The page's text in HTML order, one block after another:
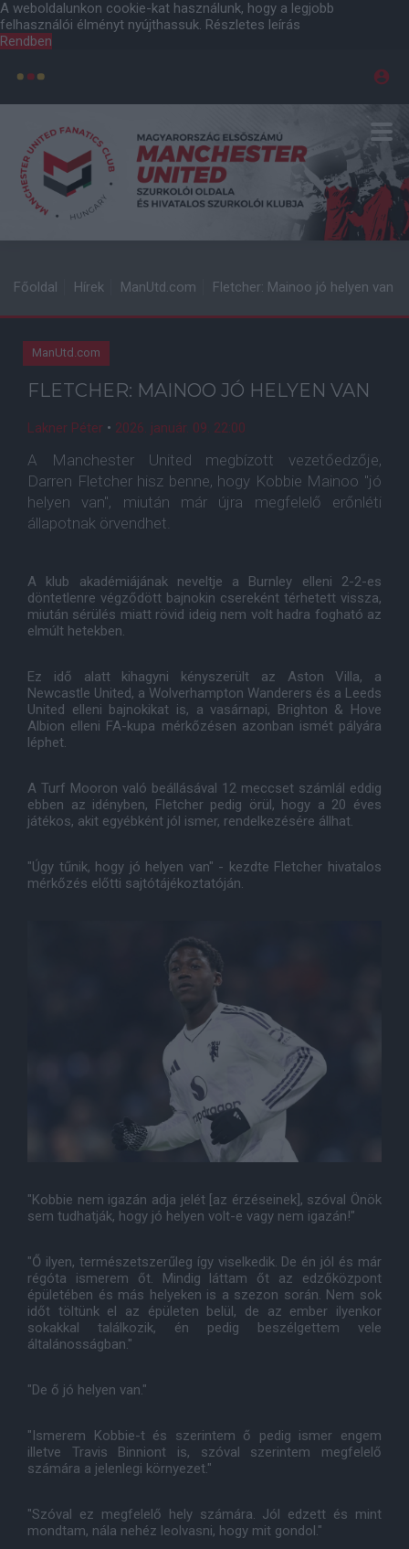
A weboldalunkon cookie-kat használunk, hogy a legjobb
felhasználói élményt nyújthassuk. Részletes leírás
Rendben
Főoldal Hírek ManUtd.com Fletcher: Mainoo jó helyen van
ManUtd.com
FLETCHER: MAINOO JÓ HELYEN VAN
Lakner Péter • 2026. január. 09. 22:00
A Manchester United megbízott vezetőedzője,
Darren Fletcher hisz benne, hogy Kobbie Mainoo "jó
helyen van", miután már újra megfelelő erőnléti
állapotnak örvendhet.
A klub akadémiájának neveltje a Burnley elleni 2-2-es
döntetlenre végződött bajnokin csereként térhetett vissza,
miután sérülés miatt rövid ideig nem volt hadra fogható az
elmúlt hetekben.
Ez idő alatt kihagyni kényszerült az Aston Villa, a
Newcastle United, a Wolverhampton Wanderers és a Leeds
United elleni bajnokikat is, a vasárnapi, Brighton & Hove
Albion elleni FA-kupa mérkőzésen azonban ismét pályára
léphet.
A Turf Mooron való beállásával 12 meccset számlál eddig
ebben az idényben, Fletcher pedig örül, hogy a 20 éves
játékos, akit egyébként jól ismer, rendelkezésére állhat.
"Úgy tűnik, hogy jó helyen van" - kezdte Fletcher hivatalos
mérkőzés előtti sajtótájékoztatóján.
"Kobbie nem igazán adja jelét [az érzéseinek], szóval Önök
sem tudhatják, hogy jó helyen volt-e vagy nem igazán!"
"Ő ilyen, természetszerűleg így viselkedik. De én jól és már
régóta ismerem őt. Mindig láttam őt az edzőközpont
épületében és más helyeken is a szezon során. Nem sok
időt töltünk el az épületen belül, de az ember ilyenkor
sokakkal találkozik, én pedig beszélgettem vele
általánosságban."
"De ő jó helyen van."
"Ismerem Kobbie-t és szerintem ő pedig ismer engem
illetve Travis Binniont is, szóval szerintem megfelelő
számára a jelenlegi környezet."
"Szóval ez megfelelő hely számára. Jól edzett és mint
mondtam, nála nehéz leolvasni, hogy mit gondol."